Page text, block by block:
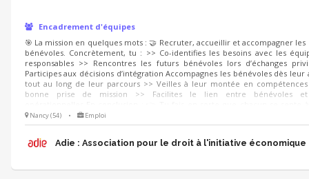
Encadrement d'équipes
🎯 La mission en quelques mots : 🤝 Recruter, accueillir et accompagner les
bénévoles. Concrètement, tu : >> Co-identifies les besoins avec les
responsables >> Rencontres les futurs bénévoles lors d’échanges
Participes aux décisions d’intégration Accompagnes les bénévoles dès
tout au long de leur parcours >> Veilles à leur montée en
bonne prise de mission >> Facilites le lien entre bénévoles et
utile et reconnu.
Nancy (54) • Emploi
Adie : Association pour le droit à l'initiative économique